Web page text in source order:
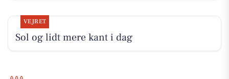
VEJRET
Sol og lidt mere kant i dag